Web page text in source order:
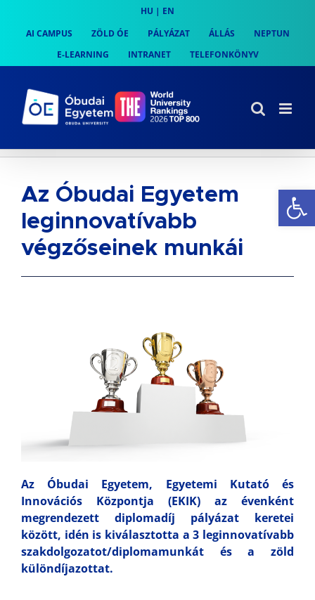
content
HU | EN
AI CAMPUS
ZÖLD ÓE PÁLYÁZAT ÁLLÁS
NEPTUN
E-LEARNING
INTRANET TELEFONKÖNYV
Az Óbudai Egyetem
leginnovatívabb
végzőseinek munkái
Az Óbudai Egyetem, Egyetemi Kutató és
Innovációs Központja (EKIK) az évenként
megrendezett diplomadíj pályázat keretei
között, idén is kiválasztotta a 3 leginnovatívabb
szakdolgozatot/diplomamunkát és a zöld
különdíjazottat.